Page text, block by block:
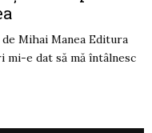
Mihai Manea Editura
mi-e dat să mă întâlnesc